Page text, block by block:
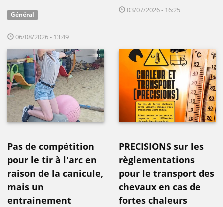
Général
06/08/2026 - 13:49
03/07/2026 - 16:25
Pas de compétition
pour le tir à l'arc en
raison de la canicule,
mais un
entrainement
PRECISIONS sur les
règlementations
pour le transport des
chevaux en cas de
fortes chaleurs